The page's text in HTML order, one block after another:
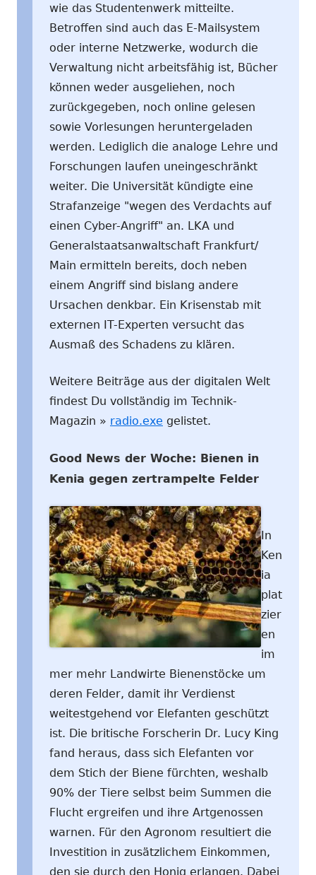
wie das Studentenwerk mitteilte.
Betroffen sind auch das E-Mailsystem
oder interne Netzwerke, wodurch die
Verwaltung nicht arbeitsfähig ist, Bücher
können weder ausgeliehen, noch
zurückgegeben, noch online gelesen
sowie Vorlesungen heruntergeladen
werden. Lediglich die analoge Lehre und
Forschungen laufen uneingeschränkt
weiter. Die Universität kündigte eine
Strafanzeige "wegen des Verdachts auf
einen Cyber-Angriff" an. LKA und
Generalstaatsanwaltschaft Frankfurt/
Main ermitteln bereits, doch neben
einem Angriff sind bislang andere
Ursachen denkbar. Ein Krisenstab mit
externen IT-Experten versucht das
Ausmaß des Schadens zu klären.
Weitere Beiträge aus der digitalen Welt
findest Du vollständig im Technik-
Magazin » radio.exe gelistet.
Good News der Woche: Bienen in
Kenia gegen zertrampelte Felder
In
Ken
ia
plat
zier
en
im
mer mehr Landwirte Bienenstöcke um
deren Felder, damit ihr Verdienst
weitestgehend vor Elefanten geschützt
ist. Die britische Forscherin Dr. Lucy King
fand heraus, dass sich Elefanten vor
dem Stich der Biene fürchten, weshalb
90% der Tiere selbst beim Summen die
Flucht ergreifen und ihre Artgenossen
warnen. Für den Agronom resultiert die
Investition in zusätzlichem Einkommen,
den sie durch den Honig erlangen. Dabei